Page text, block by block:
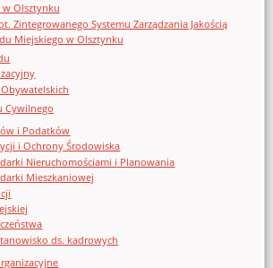
w Olsztynku
Zintegrowanego Systemu Zarządzania Jakością
Miejskiego w Olsztynku
Cywilnego
i Podatków
i Ochrony Środowiska
Nieruchomościami i Planowania
Mieszkaniowej
ds. kadrowych